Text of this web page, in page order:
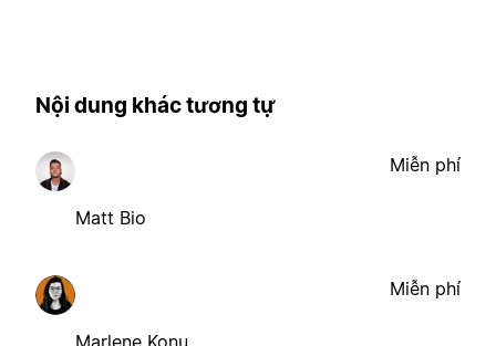
Nội dung khác tương tự
Matt Bio
Miễn phí
Marlene Konu
Miễn phí